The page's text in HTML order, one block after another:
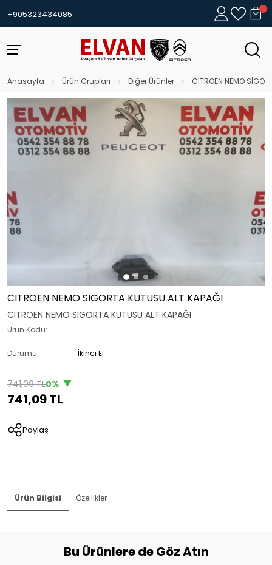
+905323434085
Anasayfa Ürün Grupları Diğer Ürünler CİTROEN NEMO
CİTROEN NEMO SİGORTA KUTUSU ALT KAPAĞI
CİTROEN NEMO SİGORTA KUTUSU ALT KAPAĞI
Ürün Kodu:
Durumu: İkinci El
741,09 TL0%
741,09 TL
Paylaş
Ürün Bilgisi Özellikler
Bu Ürünlere de Göz Atın